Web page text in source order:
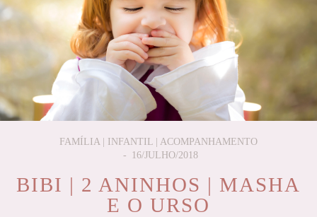
FAMÍLIA | INFANTIL | ACOMPANHAMENTO
16/JULHO/2018
BIBI | 2 ANINHOS | MASHA
E O URSO